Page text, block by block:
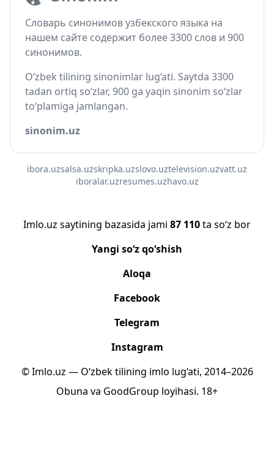
Словарь синонимов узбекского языка на
нашем сайте содержит более 3300 слов и 900
синонимов.
O‘zbek tilining sinonimlar lug‘ati. Saytda 3300
tadan ortiq so‘zlar, 900 ga yaqin sinonim so‘zlar
to‘plamiga jamlangan.
sinonim.uz
ibora.uzsalsa.uzskripka.uzslovo.uztelevision.uzvatt.uz
iboralar.uzresumes.uzhavo.uz
Imlo.uz saytining bazasida jami 87 110ta so‘z bor
Yangi so‘z qo‘shish
Aloqa
Facebook
Telegram
Instagram
© Imlo.uz — O‘zbek tilining imlo lug‘ati, 2014–2026
Obuna va GoodGroup loyihasi. 18+